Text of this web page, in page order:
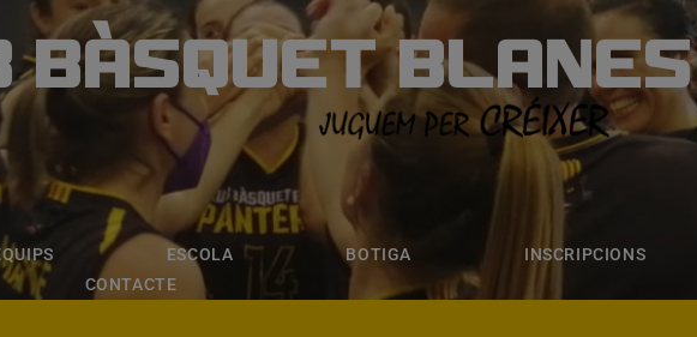
BÀSQUET BLANES
ESCOLA BOTIGA
INSCRIPCIONS
CONTACTE
BLANES
ESCOLA BOTIGA INSCRIPCIONS